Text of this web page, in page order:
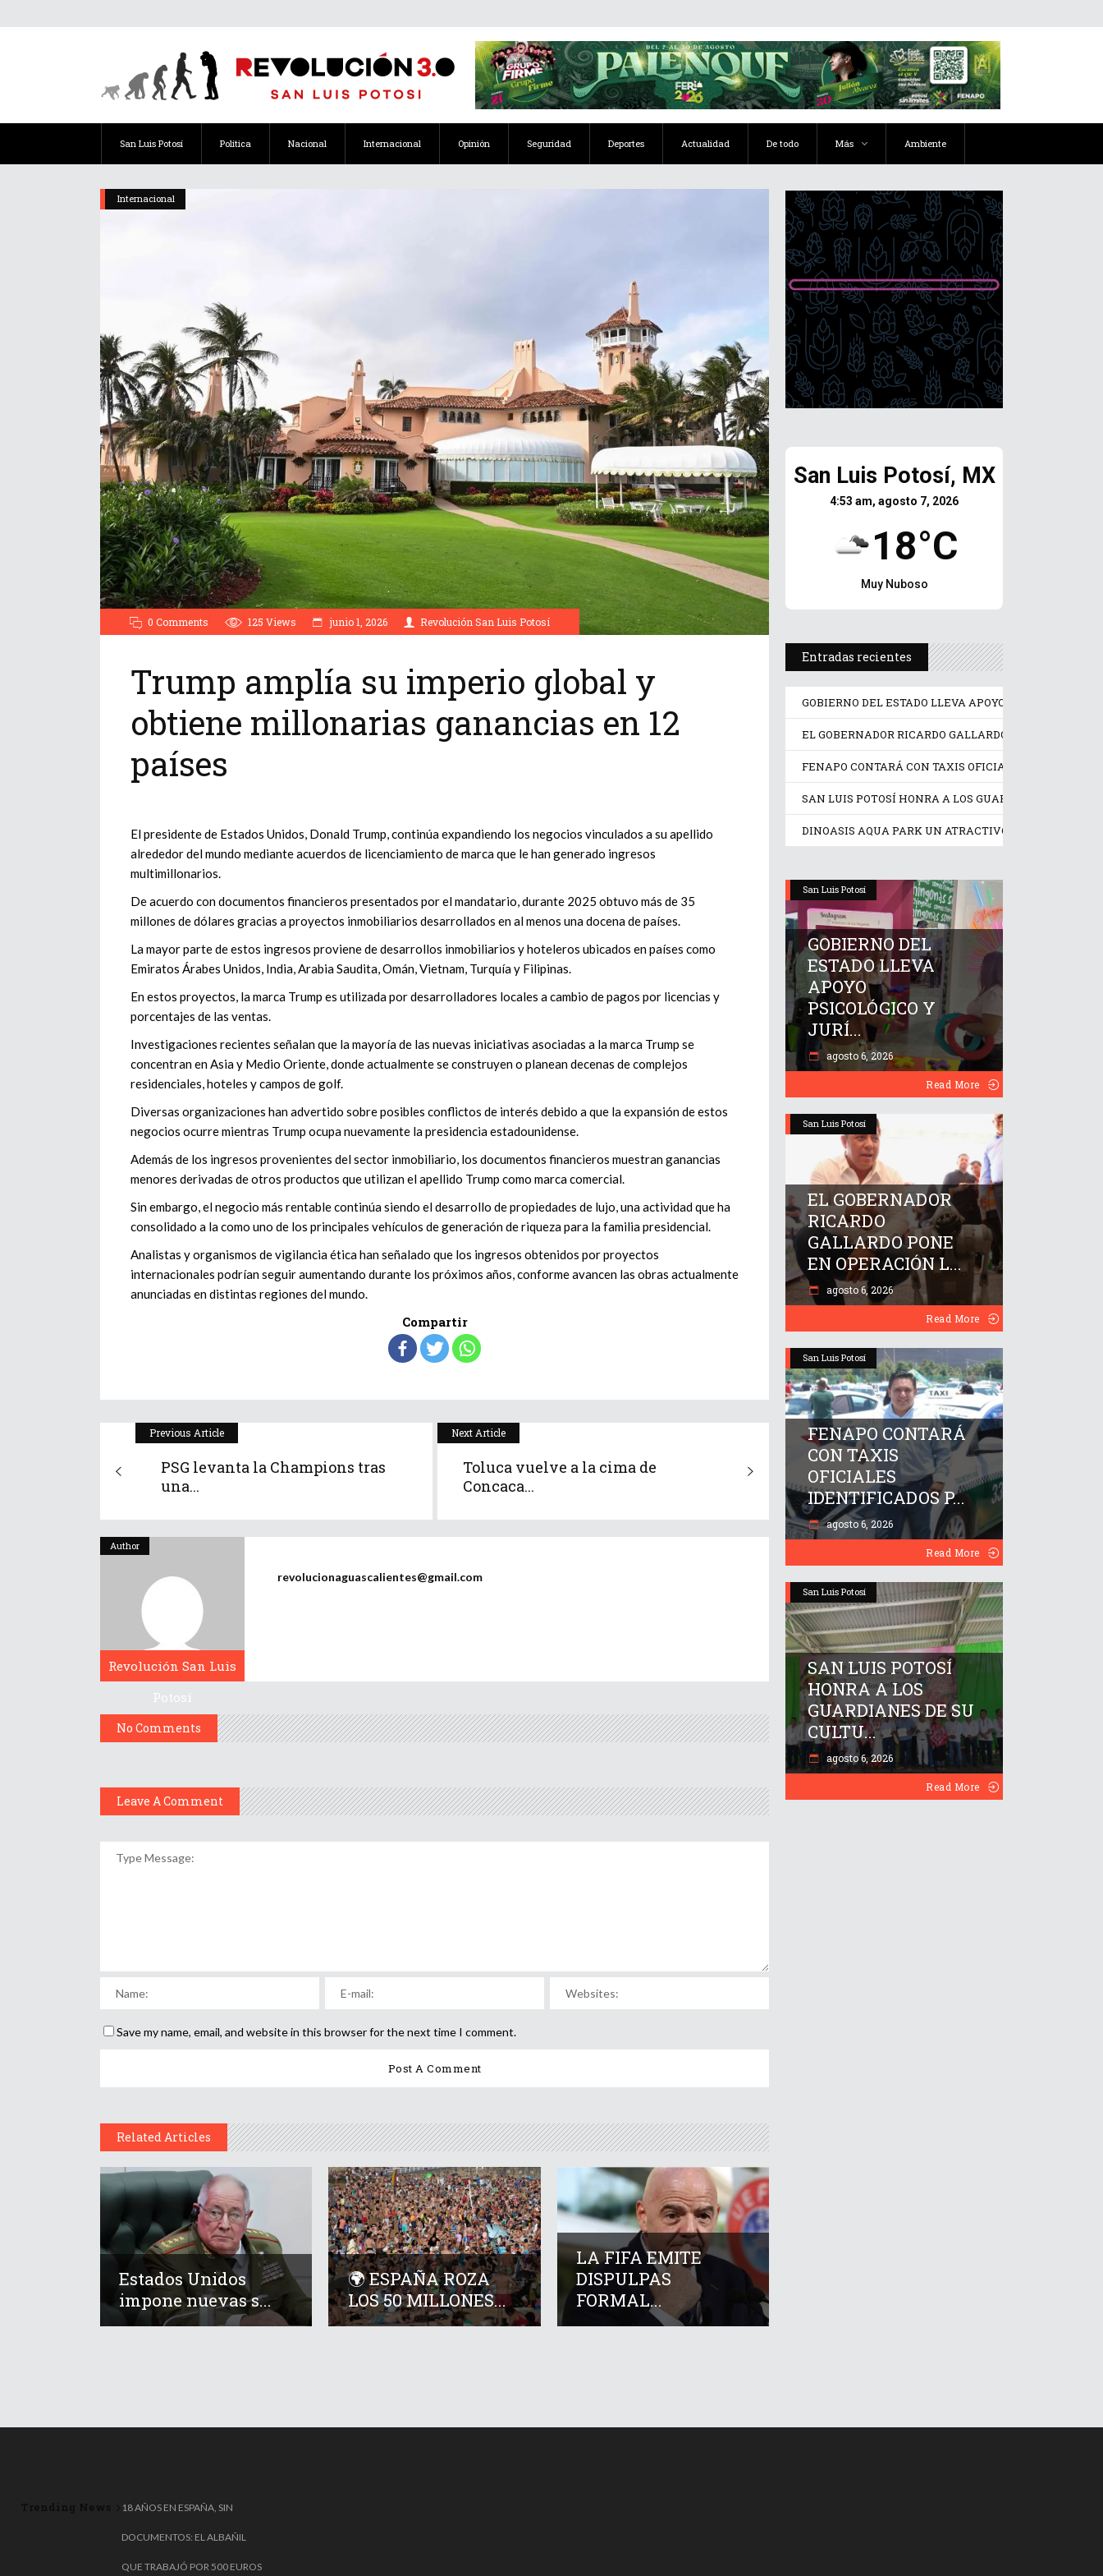
San Luis Potosí Política Nacional Internacional Opinión Seguridad Deportes Actualidad De todo Más Ambiente
Internacional
0 Comments 125 Views junio 1, 2026 Revolución San Luis Potosí
Trump amplía su imperio global y
obtiene millonarias ganancias en 12
países
El presidente de Estados Unidos, Donald Trump, continúa expandiendo los negocios vinculados a su apellido
alrededor del mundo mediante acuerdos de licenciamiento de marca que le han generado ingresos
multimillonarios.
De acuerdo con documentos financieros presentados por el mandatario, durante 2025 obtuvo más de 35
millones de dólares gracias a proyectos inmobiliarios desarrollados en al menos una docena de países.
La mayor parte de estos ingresos proviene de desarrollos inmobiliarios y hoteleros ubicados en países como
Emiratos Árabes Unidos, India, Arabia Saudita, Omán, Vietnam, Turquía y Filipinas.
En estos proyectos, la marca Trump es utilizada por desarrolladores locales a cambio de pagos por licencias y
porcentajes de las ventas.
Investigaciones recientes señalan que la mayoría de las nuevas iniciativas asociadas a la marca Trump se
concentran en Asia y Medio Oriente, donde actualmente se construyen o planean decenas de complejos
residenciales, hoteles y campos de golf.
Diversas organizaciones han advertido sobre posibles conflictos de interés debido a que la expansión de estos
negocios ocurre mientras Trump ocupa nuevamente la presidencia estadounidense.
Además de los ingresos provenientes del sector inmobiliario, los documentos financieros muestran ganancias
menores derivadas de otros productos que utilizan el apellido Trump como marca comercial.
Sin embargo, el negocio más rentable continúa siendo el desarrollo de propiedades de lujo, una actividad que ha
consolidado a la como uno de los principales vehículos de generación de riqueza para la familia presidencial.
Analistas y organismos de vigilancia ética han señalado que los ingresos obtenidos por proyectos
internacionales podrían seguir aumentando durante los próximos años, conforme avancen las obras actualmente
anunciadas en distintas regiones del mundo.
Compartir
Previous Article
PSG levanta la Champions tras
una...
Next Article
Toluca vuelve a la cima de
Concaca...
Author
Revolución San Luis
Potosí
revolucionaguascalientes@gmail.com
No Comments
Leave A Comment
Save my name, email, and website in this browser for the next time I comment.
Related Articles
Estados Unidos
impone nuevas s...
🌍 ESPAÑA ROZA
LOS 50 MILLONES...
LA FIFA EMITE
DISPULPAS
FORMAL...
San Luis Potosí, MX
4:53 am, agosto 7, 2026
18°C
Muy Nuboso
Entradas recientes
GOBIERNO DEL ESTADO LLEVA APOYO PSICOLÓGICO
EL GOBERNADOR RICARDO GALLARDO PONE EN
FENAPO CONTARÁ CON TAXIS OFICIALES
SAN LUIS POTOSÍ HONRA A LOS GUARDIANES DE SU
DINOASIS AQUA PARK UN ATRACTIVO IDEAL EN ESTE
San Luis Potosí
GOBIERNO DEL
ESTADO LLEVA
APOYO
PSICOLÓGICO Y
JURÍ...
agosto 6, 2026
Read More
San Luis Potosí
EL GOBERNADOR
RICARDO
GALLARDO PONE
EN OPERACIÓN L...
agosto 6, 2026
Read More
San Luis Potosí
FENAPO CONTARÁ
CON TAXIS
OFICIALES
IDENTIFICADOS P...
agosto 6, 2026
Read More
San Luis Potosí
SAN LUIS POTOSÍ
HONRA A LOS
GUARDIANES DE SU
CULTU...
agosto 6, 2026
Read More
18 AÑOS EN ESPAÑA, SIN
DOCUMENTOS: EL ALBAÑIL
QUE TRABAJÓ POR 500 EUROS
🎟️🗑️ ¡TIRÓ UN MILLÓN DE
EUROS A LA BASURA… Y LO
RECUPERÓ DE MILAGRO! 😱